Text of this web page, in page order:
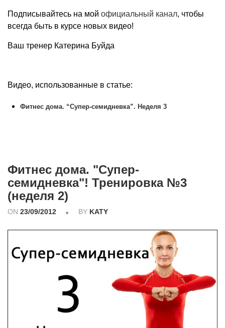
Подписывайтесь на мой официальный канал, чтобы
всегда быть в курсе новых видео!
Ваш тренер Катерина Буйда
Видео, использованные в статье:
Фитнес дома. “Супер-семидневка”. Неделя 3
Фитнес дома. "Супер-
семидневка"! Тренировка №3
(неделя 2)
ON 23/09/2012 BY KATY